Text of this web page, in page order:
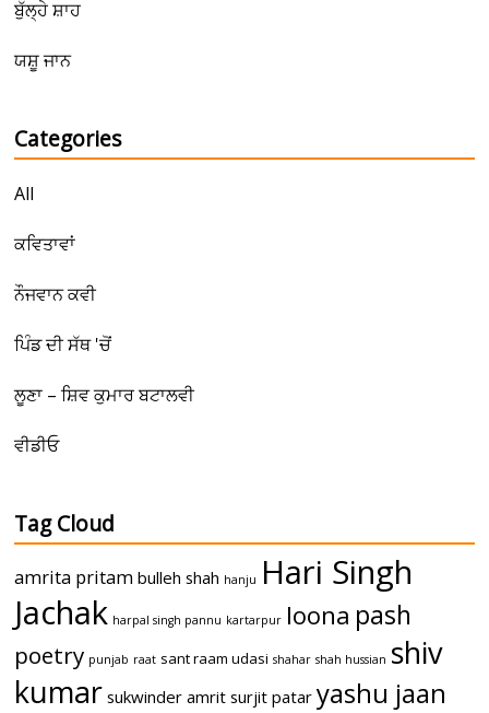
ਬੁੱਲ੍ਹੇ ਸ਼ਾਹ
ਯਸ਼ੂ ਜਾਨ
Categories
All
ਕਵਿਤਾਵਾਂ
ਨੌਜਵਾਨ ਕਵੀ
ਪਿੰਡ ਦੀ ਸੱਥ 'ਚੋਂ
ਲੂਣਾ – ਸ਼ਿਵ ਕੁਮਾਰ ਬਟਾਲਵੀ
ਵੀਡੀਓ
Tag Cloud
amrita pritam bulleh shah hanju Hari Singh
Jachak harpal singh pannu kartarpur loona pash
poetry punjab raat sant raam udasi shahar shah hussian shiv
kumar sukwinder amrit surjit patar yashu jaan